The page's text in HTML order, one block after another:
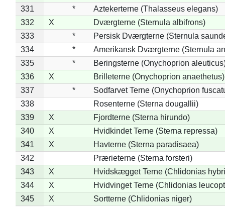
331
*
Aztekerterne (Thalasseus elegans)
332
X
Dværgterne (Sternula albifrons)
333
*
Persisk Dværgterne (Sternula
334
*
Amerikansk Dværgterne (Sternula
335
*
Beringsterne (Onychoprion
336
X
Brilleterne (Onychoprion anaethetus)
337
*
Sodfarvet Terne (Onychoprion
338
Rosenterne (Sterna dougallii)
339
X
Fjordterne (Sterna hirundo)
340
X
Hvidkindet Terne (Sterna repressa)
341
X
Havterne (Sterna paradisaea)
342
Prærieterne (Sterna forsteri)
343
X
Hvidskægget Terne (Chlidonias
344
X
Hvidvinget Terne (Chlidonias
345
X
Sortterne (Chlidonias niger)